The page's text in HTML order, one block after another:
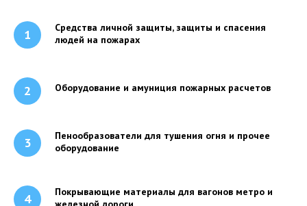
Средства личной защиты, защиты и спасения
людей на пожарах
Оборудование и амуниция пожарных расчетов
Пенообразователи для тушения огня и прочее
оборудование
Покрывающие материалы для вагонов метро и